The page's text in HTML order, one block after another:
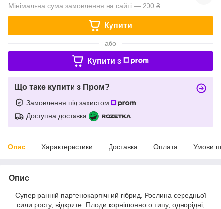
Мінімальна сума замовлення на сайті — 200 ₴
Купити
або
Купити з
Що таке купити з Пром?
Замовлення під захистом
Доступна доставка
Опис Характеристики Доставка Оплата Умови
Опис
Супер ранній партенокарпічний гібрид. Рослина середньої
сили росту, відкрите. Плоди корнішонного типу, однорідні,